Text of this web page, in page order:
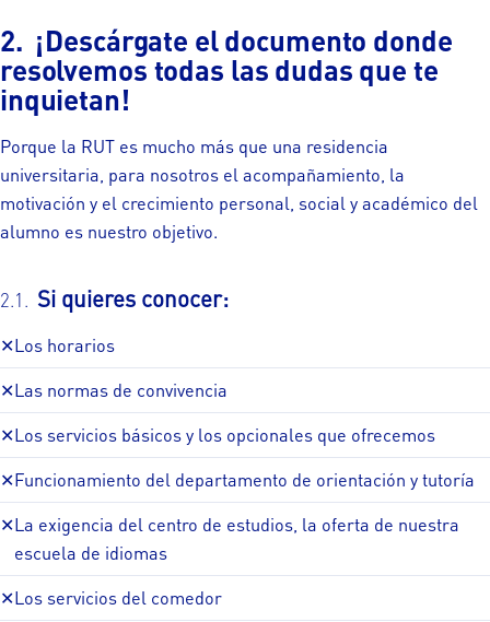
¡Descárgate el documento donde
resolvemos todas las dudas que te
inquietan!
Porque la RUT es mucho más que una residencia
universitaria, para nosotros el acompañamiento, la
motivación y el crecimiento personal, social y académico del
alumno es nuestro objetivo.
Si quieres conocer:
✕Los horarios
✕Las normas de convivencia
✕Los servicios básicos y los opcionales que ofrecemos
✕Funcionamiento del departamento de orientación y tutoría
✕La exigencia del centro de estudios, la oferta de nuestra
escuela de idiomas
✕Los servicios del comedor